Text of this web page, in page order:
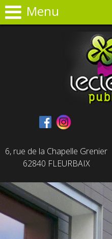
Menu
6, rue de la Chapelle Grenier
62840 FLEURBAIX
Panneau de gestion des cookies